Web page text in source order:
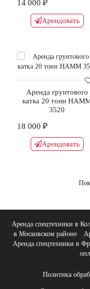
14 000 ₽
Арендовать
Аренда грунтового
катка 20 тонн
3520
18 000 ₽
Арендовать
Аренда спецтехники в
в Московском районе
Аренда спецтехники в
Политика